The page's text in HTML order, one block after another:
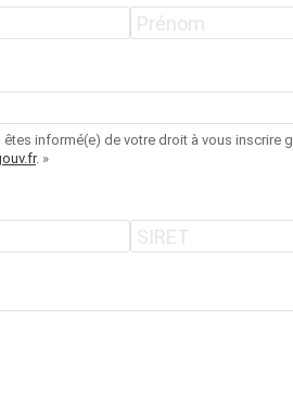
informé(e) de votre droit à vous
. »